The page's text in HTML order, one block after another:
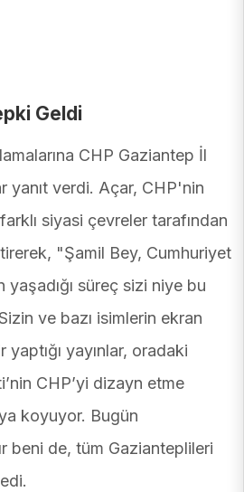
Geldi
CHP Gaziantep İl
yanıt verdi. Açar, CHP'nin
siyasi çevreler tarafından
"Şamil Bey, Cumhuriyet
yaşadığı süreç sizi niye bu
ve bazı isimlerin ekran
yayınlar, oradaki
CHP’yi dizayn etme
koyuyor. Bugün
beni de, tüm Gazianteplileri